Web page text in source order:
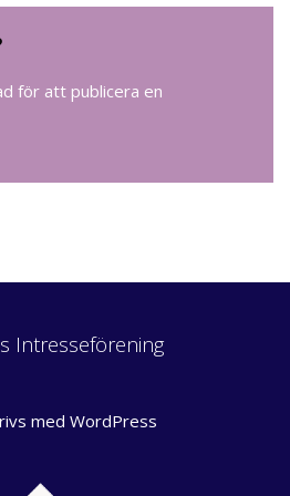
för att publicera en
Intresseförening
med WordPress